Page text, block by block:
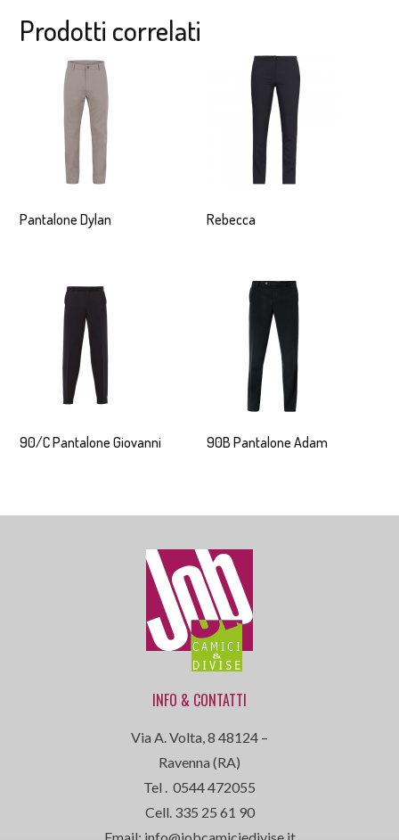
Prodotti correlati
Pantalone Dylan Rebecca
90/C Pantalone Giovanni 90B Pantalone Adam
INFO & CONTATTI
Via A. Volta, 8 48124 –
Ravenna (RA)
Tel . 0544 472055
Cell. 335 25 61 90